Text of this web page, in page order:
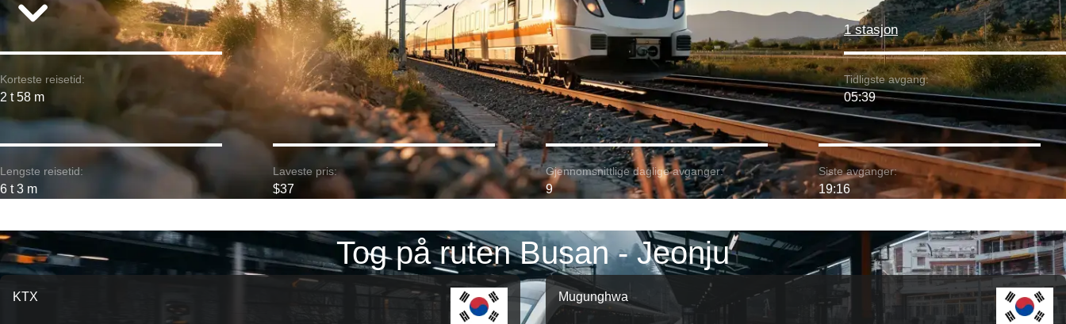
1 stasjon
Korteste reisetid:
2 t 58 m
Tidligste avgang:
05:39
Lengste reisetid:
6 t 3 m
Laveste pris:
$37
Gjennomsnittlige daglige avganger:
9
Siste avganger:
19:16
Tog på ruten Busan - Jeonju
KTX Mugunghwa